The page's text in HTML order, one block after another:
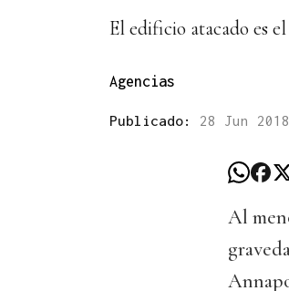
El edificio atacado es
Agencias
Publicado: 28 Jun
Al